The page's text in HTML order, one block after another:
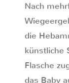
Nach
die
künstliche
Flasche
das Baby